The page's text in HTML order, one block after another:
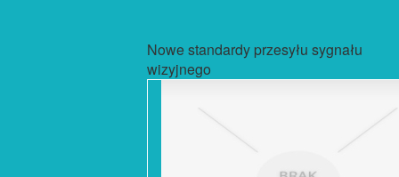
Nowe standardy przesyłu sygnału
wizyjnego